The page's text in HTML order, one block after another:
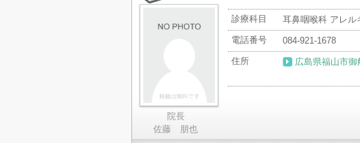
院長
佐藤 朋也
診療科目
耳鼻咽喉科 アレル
電話番号
084-921-1678
住所
広島県福山市御